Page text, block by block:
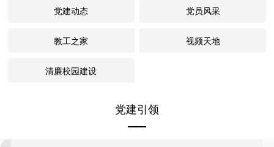
党建动态 党员风采
教工之家 视频天地
清廉校园建设
党建引领